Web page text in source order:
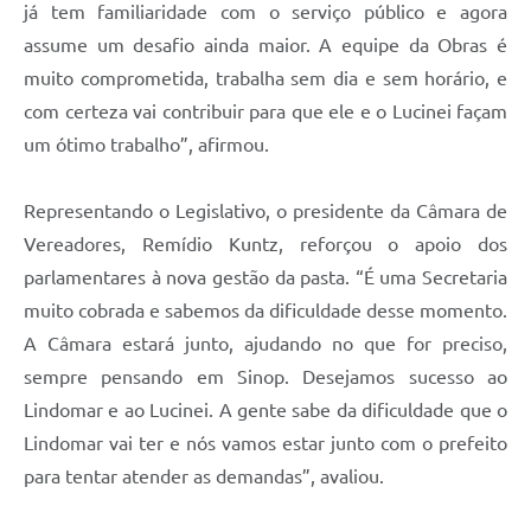
já tem familiaridade com o serviço público e agora
assume um desafio ainda maior. A equipe da Obras é
muito comprometida, trabalha sem dia e sem horário, e
com certeza vai contribuir para que ele e o Lucinei façam
um ótimo trabalho”, afirmou.
Representando o Legislativo, o presidente da Câmara de
Vereadores, Remídio Kuntz, reforçou o apoio dos
parlamentares à nova gestão da pasta. “É uma Secretaria
muito cobrada e sabemos da dificuldade desse momento.
A Câmara estará junto, ajudando no que for preciso,
sempre pensando em Sinop. Desejamos sucesso ao
Lindomar e ao Lucinei. A gente sabe da dificuldade que o
Lindomar vai ter e nós vamos estar junto com o prefeito
para tentar atender as demandas”, avaliou.